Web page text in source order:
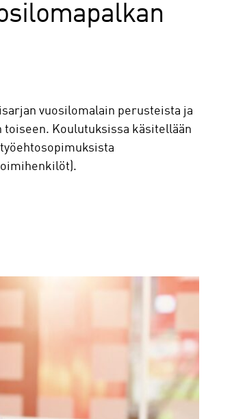
vuosilomalain perusteista ja
toiseen. Koulutuksissa käsitellään